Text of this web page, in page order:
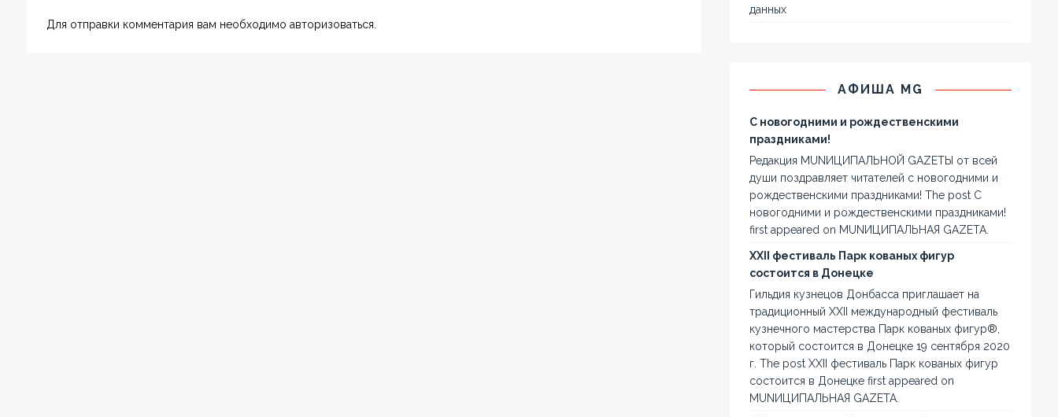
Для отправки комментария вам необходимо авторизоваться.
данных
АФИША MG
С новогодними и рождественскими
праздниками!
Редакция MUNИЦИПАЛЬНОЙ GAZЕТЫ от всей
души поздравляет читателей с новогодними и
рождественскими праздниками! The post С
новогодними и рождественскими праздниками!
first appeared on MUNИЦИПАЛЬНАЯ GAZЕТА.
XXII фестиваль Парк кованых фигур
состоится в Донецке
Гильдия кузнецов Донбасса приглашает на
традиционный XXII международный фестиваль
кузнечного мастерства Парк кованых фигур®,
который состоится в Донецке 19 сентября 2020
г. The post XXII фестиваль Парк кованых фигур
состоится в Донецке first appeared on
MUNИЦИПАЛЬНАЯ GAZЕТА.